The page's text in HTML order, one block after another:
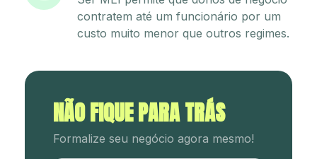
contratem até um funcionário por um
custo muito menor que outros regimes.
NÃO FIQUE PARA TRÁS
Formalize seu negócio agora mesmo!